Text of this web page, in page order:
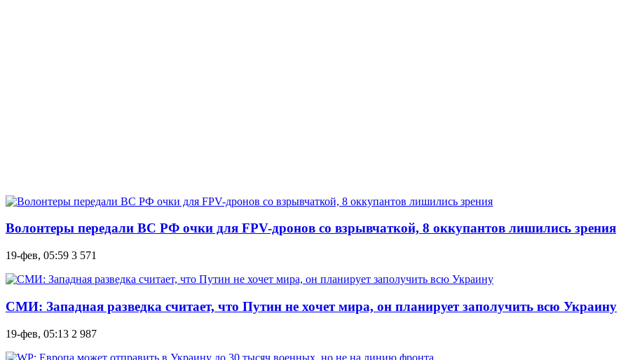
Волонтеры передали ВС РФ очки для FPV-дронов со взрывчаткой, 8 оккупантов лишились зрения
19-фев, 05:59 3 571
СМИ: Западная разведка считает, что Путин не хочет мира, он планирует заполучить всю Украину
19-фев, 05:13 2 987